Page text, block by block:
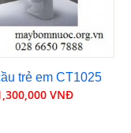
trẻ em CT1025
VNĐ